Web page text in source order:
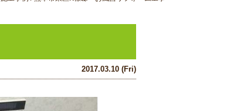
2017.03.10 (Fri)